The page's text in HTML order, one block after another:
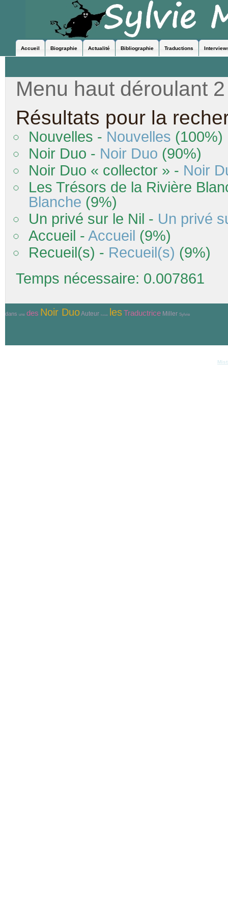
Accueil Biographie Actualité Bibliographie Traductions
Menu haut déroulant
Résultats pour la
Nouvelles - Nouvelles (100%)
Noir Duo - Noir Duo (90%)
Noir Duo « collector » - Noir
Les Trésors de la Rivière
Blanche (9%)
Un privé sur le Nil - Un privé
Accueil - Accueil (9%)
Recueil(s) - Recueil(s) (9%)
Temps nécessaire: 0.007861
dans une des Noir DuoAuteur Ecrivain lesTraductrice Miller Sylvie